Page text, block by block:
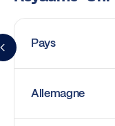
Pays
Allemagne